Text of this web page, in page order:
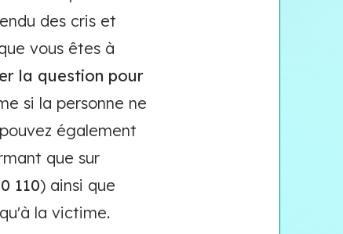
des cris et
vous êtes à
la question pour
si la personne ne
également
que sur
110) ainsi que
la victime.